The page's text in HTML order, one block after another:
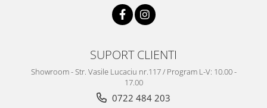
SUPORT CLIENTI
Showroom - Str. Vasile Lucaciu nr.117 / Program L-V: 10.00 -
17.00
0722 484 203